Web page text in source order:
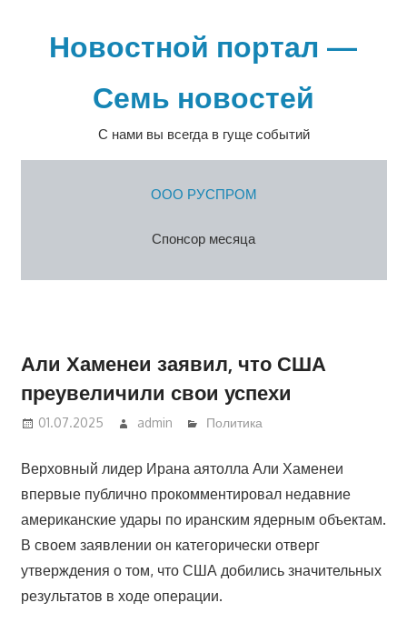
содержимомуНовостной портал —
Семь новостей
С нами вы всегда в гуще событий
ООО РУСПРОМ
Спонсор месяца
Али Хаменеи заявил, что США
преувеличили свои успехи
01.07.2025 admin Политика
Верховный лидер Ирана аятолла Али Хаменеи
впервые публично прокомментировал недавние
американские удары по иранским ядерным объектам.
В своем заявлении он категорически отверг
утверждения о том, что США добились значительных
результатов в ходе операции.